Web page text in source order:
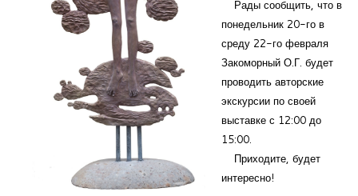
Центр непрерывного образования
Творческий инкубатор
Рады сообщить, что в
понедельник 20-го в
среду 22-го февраля
Закоморный О.Г. будет
проводить авторские
экскурсии по своей
выставке с 12:00 до
15:00.
Приходите, будет
интересно!